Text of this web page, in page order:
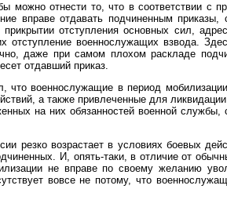
можно отнести то, что в соответствии с
вправе отдавать подчиненным
отступления основных сил,
отступление военнослужащих взвода.
даже при самом плохом раскладе
отдавший приказ.
что военнослужащие в период
а также привлеченные для
на них обязанностей военной
резко возрастает в условиях боевых
И, опять-таки, в отличие от
не вправе по своему желанию
вовсе не потому, что